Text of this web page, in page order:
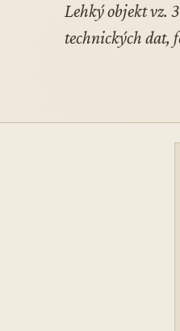
Lehký objekt vz.
technických dat,